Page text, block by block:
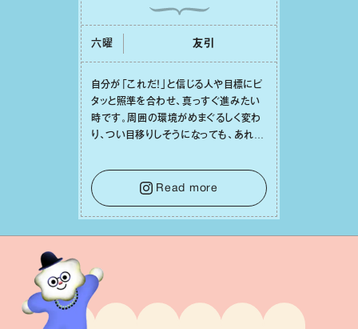
六曜 友引
⾃分が「これだ！」と信じる⼈や⽬標にピ
タッと照準を合わせ、真っすぐ進みたい
時です。周囲の環境がめまぐるしく変わ
り、つい⽬移りしそうになっても、あれこ
をそっと⼿放し、⽬の前のことに集中しま
しょう。そのブレない決意が、あなたにと
って有意義で安定した成果を引き寄せま
す。
Read more